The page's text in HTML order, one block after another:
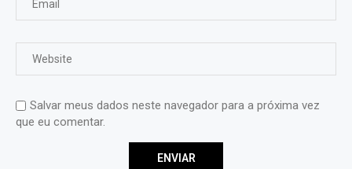
Salvar meus dados neste navegador para a próxima vez
que eu comentar.